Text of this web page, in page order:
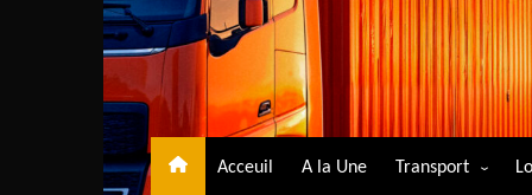
Acceuil A la Une Transport